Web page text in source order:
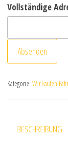
Vollständige
Absenden
Kategorie: Wir kaufen
BESCHREIBUNG